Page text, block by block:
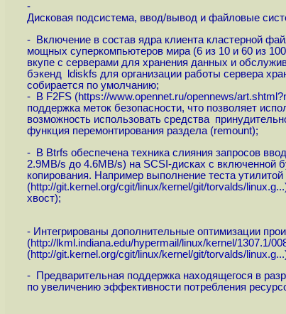
-
Дисковая подсистема, ввод/вывод и файловые
- Включение в состав ядра клиента кластерной
мощных суперкомпьютеров мира (6 из 10 и 60 из
вкупе с серверами для хранения данных и
бэкенд ldiskfs для организации работы сервера
собирается по умолчанию;
- В F2FS (https://www.opennet.ru/opennews/
поддержка меток безопасности, что позволяет
возможность использовать средства
функция перемонтирования раздела (remount);
- В Btrfs обеспечена техника слияния запросов
2.9MB/s до 4.6MB/s) на SCSI-дисках с включенной
копирования. Например выполнение теста
(http://git.kernel.org/cgit/linux/kernel/git/torvalds/linux.g...
хвост);
- Интегрированы дополнительные оптимизации
(http://lkml.indiana.edu/hypermail/linux/kernel/1307.1/
(http://git.kernel.org/cgit/linux/kernel/git/torvalds/linux.g...
- Предварительная поддержка находящегося в
по увеличению эффективности потребления